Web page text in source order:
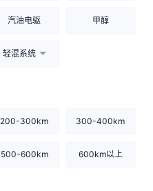
汽油电驱 甲醇
轻混系统
200-300km 300-400km
500-600km 600km以上